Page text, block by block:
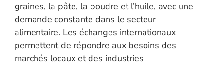
graines, la pâte, la poudre et l’huile, avec une
demande constante dans le secteur
alimentaire. Les échanges internationaux
permettent de répondre aux besoins des
marchés locaux et des industries